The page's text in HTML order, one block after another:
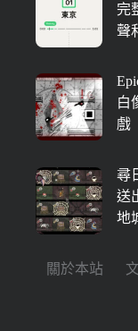
完
聲
白
戲
尋
送
地
關於本站